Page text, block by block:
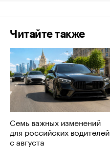
Читайте также
Семь важных изменений
для российских водителей
с августа